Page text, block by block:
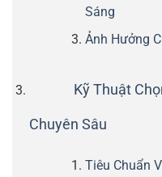
Sáng
Ảnh Hưởng
Kỹ Thuật
Chuyên Sâu
Tiêu Chuẩn